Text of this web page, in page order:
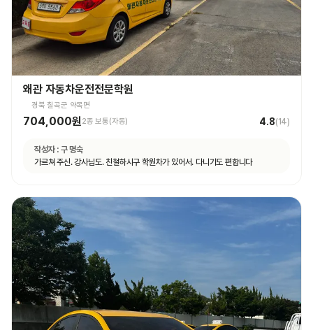
왜관 자동차운전전문학원
경북 칠곡군 약목면
704,000원2종 보통(자동) 4.8(14)
작성자 : 구 명숙
가르쳐 주신. 강사님도. 친철하시구 학원차가 있어서. 다니기도 편합니다